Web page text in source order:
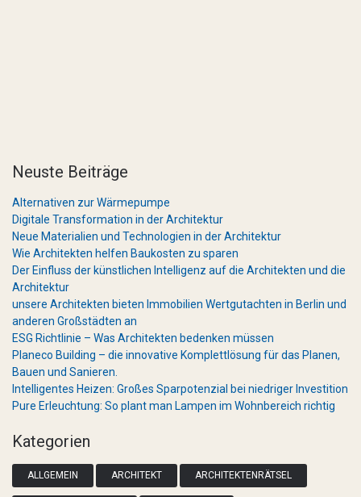
Neuste Beiträge
Alternativen zur Wärmepumpe
Digitale Transformation in der Architektur
Neue Materialien und Technologien in der Architektur
Wie Architekten helfen Baukosten zu sparen
Der Einfluss der künstlichen Intelligenz auf die Architekten und die
Architektur
unsere Architekten bieten Immobilien Wertgutachten in Berlin und
anderen Großstädten an
ESG Richtlinie – Was Architekten bedenken müssen
Planeco Building – die innovative Komplettlösung für das Planen,
Bauen und Sanieren.
Intelligentes Heizen: Großes Sparpotenzial bei niedriger Investition
Pure Erleuchtung: So plant man Lampen im Wohnbereich richtig
Kategorien
ALLGEMEIN ARCHITEKT ARCHITEKTENRÄTSEL